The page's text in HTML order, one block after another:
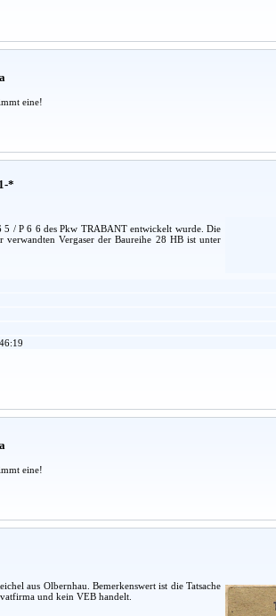
eine!
*
/ P 6 6 des Pkw TRABANT entwickelt wurde. Die
verwandten Vergaser der Baureihe 28 HB ist unter
eine!
aus Olbernhau. Bemerkenswert ist die Tatsache
und kein VEB handelt.